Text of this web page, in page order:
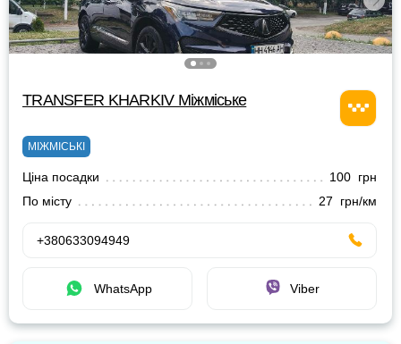
TRANSFER KHARKIV Міжміське
МІЖМІСЬКІ
Ціна посадки
100 грн
По місту
27 грн/км
+380633094949
WhatsApp Viber